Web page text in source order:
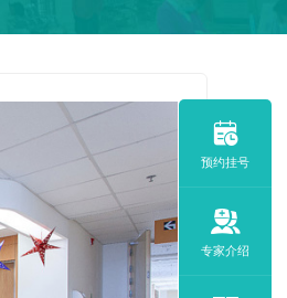
预约挂号
专家介绍